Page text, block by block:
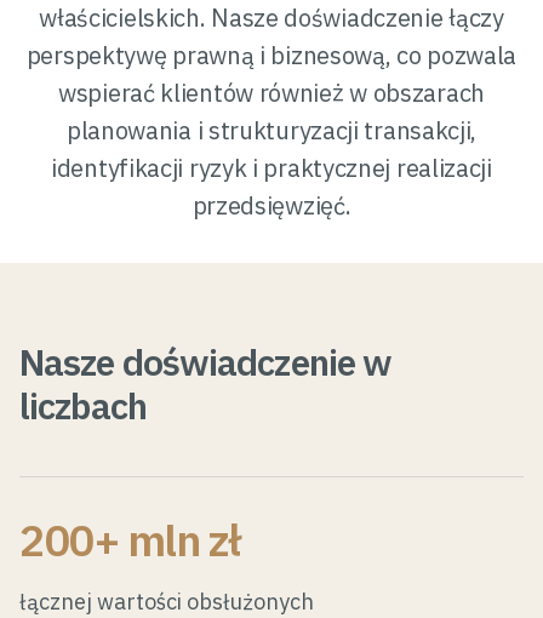
właścicielskich. Nasze doświadczenie łączy
perspektywę prawną i biznesową, co pozwala
wspierać klientów również w obszarach
planowania i strukturyzacji transakcji,
identyfikacji ryzyk i praktycznej realizacji
przedsięwzięć.
Nasze doświadczenie w
liczbach
200+ mln zł
łącznej wartości obsłużonych